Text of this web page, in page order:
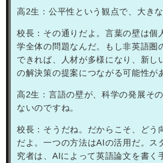
高2生：公平性という観点で、大きな
校長：その通りだよ。言葉の壁は個
学全体の問題なんだ。もし非英語圏
できれば、人材が多様になり、新し
の解決策の提案につながる可能性が
高2生：言語の壁が、科学の発展そ
ないのですね。
校長：そうだね。だからこそ、どう
だよ。一つの方法はAIの活用だ。ス
究者は、 AIによって英語論文を書く